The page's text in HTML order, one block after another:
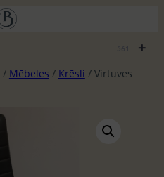
+
/ Mēbeles / Krēsli / Virtuves